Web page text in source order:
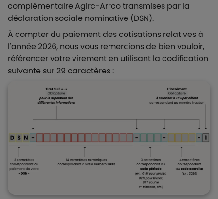
complémentaire Agirc-Arrco transmises par la
déclaration sociale nominative (DSN).
À compter du paiement des cotisations relatives à
l'année 2026, nous vous remercions de bien vouloir,
référencer votre virement en utilisant la codification
suivante sur 29 caractères :